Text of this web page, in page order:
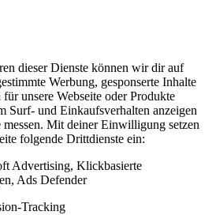
dieser Dienste können wir dir auf
Werbung, gesponserte Inhalte
unsere Webseite oder Produkte
Surf- und Einkaufsverhalten anzeigen
Mit deiner Einwilligung setzen
folgende Drittdienste ein:
Advertising, Klickbasierte
Ads Defender
Tracking